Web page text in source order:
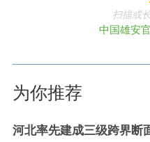
扫描或
中国雄安
为你推荐
河北率先建成三级跨界断